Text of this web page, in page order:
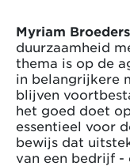
Myriam Broeders
duurzaamheid
thema is op de
in belangrijkere
blijven
het goed doet
essentieel voor
bewijs dat
van een bedrijf -